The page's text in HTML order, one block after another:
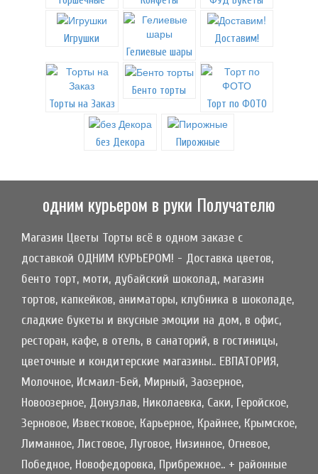
Игрушки
Гелиевые шары
Доставим!
Торты на Заказ
Бенто торты
Торт по ФОТО
без Декора Пирожные
одним курьером в руки Получателю
Магазин Цветы Торты всё в одном заказе с
доставкой ОДНИМ КУРЬЕРОМ! - Доставка цветов,
бенто торт, моти, дубайский шоколад, магазин
тортов, капкейков, аниматоры, клубника в шоколаде,
сладкие букеты и вкусные эмоции на дом, в офис,
ресторан, кафе, в отель, в санаторий, в гостиницы,
цветочные и кондитерские магазины.. ЕВПАТОРИЯ,
Молочное, Исмаил-Бей, Мирный, Заозерное,
Новоозерное, Донузлав, Николаевка, Саки, Геройское,
Зерновое, Известковое, Карьерное, Крайнее, Крымское,
Лиманное, Листовое, Луговое, Низинное, Огневое,
Победное, Новофедоровка, Прибрежное.. + районные